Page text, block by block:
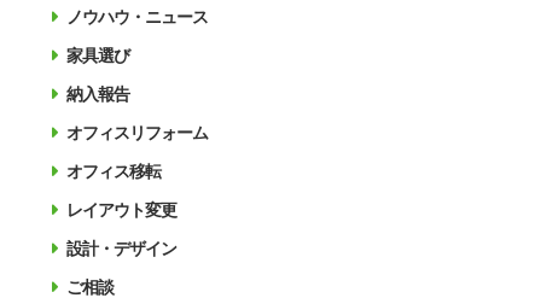
ノウハウ・ニュース
家具選び
納入報告
オフィスリフォーム
オフィス移転
レイアウト変更
設計・デザイン
ご相談